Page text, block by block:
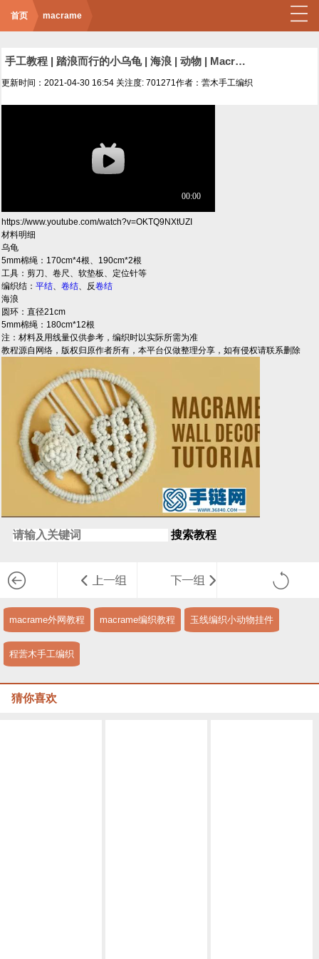
首页 macrame
手工教程 | 踏浪而行的小乌龟 | 海浪 | 动物 | Macrame编织
更新时间：2021-04-30 16:54 关注度: 701271作者：蕓木手工编织
https://www.youtube.com/watch?v=OKTQ9NXtUZI
材料明细
乌龟
5mm棉绳：170cm*4根、190cm*2根
工具：剪刀、卷尺、软垫板、定位针等
编织结：平结、卷结、反卷结
海浪
圆环：直径21cm
5mm棉绳：180cm*12根
注：材料及用线量仅供参考，编织时以实际所需为准
教程源自网络，版权归原作者所有，本平台仅做整理分享，如有侵权请联系删除
搜索教程
macrame外网教程 macrame编织教程 玉线编织小动物挂件
程蕓木手工编织
猜你喜欢